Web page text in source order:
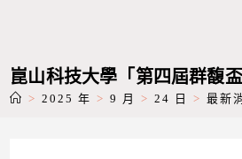
崑山科技大學「第四屆群馥
> 2025 年 > 9 月 > 24 日 > 最新